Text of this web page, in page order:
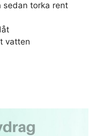
sedan torka rent
vatten